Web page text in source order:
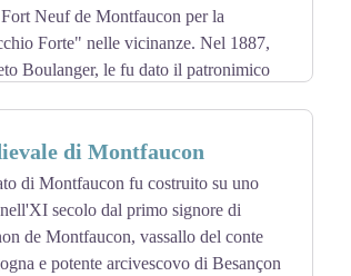
Neuf de Montfaucon per la
Forte" nelle vicinanze. Nel 1887,
Boulanger, le fu dato il patronimico
fuoco, di bloccare le infiltrazioni
della Saona.
"Séré de Rivières à massif central et
che domina la pianura di Thise a
della zona ad avere una torretta
di Montfaucon
di Montfaucon fu costruito su uno
secolo dal primo signore di
de Montfaucon, vassallo del conte
e potente arcivescovo di Besançon